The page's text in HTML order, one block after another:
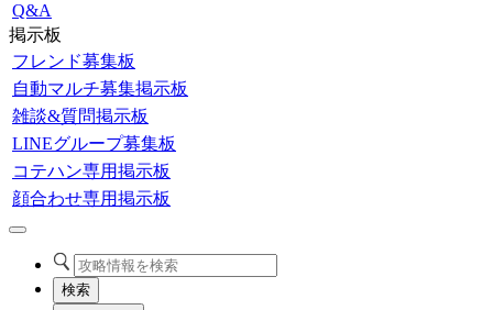
Q&A
掲示板
フレンド募集板
自動マルチ募集掲示板
雑談&質問掲示板
LINEグループ募集板
コテハン専用掲示板
顔合わせ専用掲示板
検索